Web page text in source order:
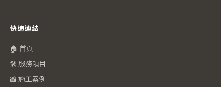
快速連結
🏠 首頁
🛠️ 服務項目
📸 施工案例